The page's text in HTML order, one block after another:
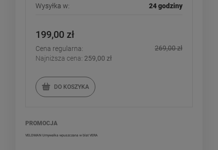
Wysyłka w: 24 godziny
199,00 zł
Cena regularna:
269,00 zł
Najniższa cena: 259,00 zł
DO KOSZYKA
VELDMAN Umywalka wpuszczana w blat VERA
PROMOCJA